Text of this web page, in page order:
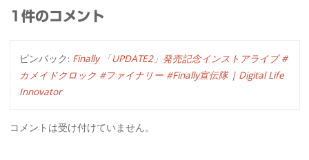
1件のコメント
ピンバック: Finally 「UPDATE2」発売記念インストアライブ #
カメイドクロック #ファイナリー #Finally宣伝隊 | Digital Life
Innovator
コメントは受け付けていません。